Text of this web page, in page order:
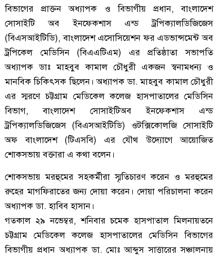
বিভাগের প্রাক্তন অধ্যাপক ও বিভাগীয় প্রধান, বাংলাদেশ
সোসাইটি অব ইনফেকশাস এন্ড ট্রপিক্যালডিজিজেস
(বিএসআইটিডি), বাংলাদেশ এসোসিয়েশন ফর এডভান্সমেন্ট অব
ট্রপিকেল মেডিসিন (বিএএটিএম) এর প্রতিষ্ঠাতা সভাপতি
অধ্যাপক ডাঃ মাহবুব কামাল চৌধুরী একজন স্বনামধন্য ও
মানবিক চিকিৎসক ছিলেন। অধ্যাপক ডা. মাহবুব কামাল চৌধুরী
এর স্মরণে চট্টগ্রাম মেডিকেল কলেজ হাসপাতালের মেডিসিন
বিভাগ, বাংলাদেশ সোসাইটিঅব ইনফেকশাস এন্ড
ট্রপিক্যালডিজিজেস (বিএসআইটিডি) ওটক্সিকোলজি সোসাইটি
অফ বাংলাদেশ (টিএসবি) এর যৌথ উদ্যোগে আয়োজিত
শোকসভায় বক্তারা এ কথা বলেন।
শোকসভায় মরহুমের সহকর্মীরা স্মৃতিচারণ করেন ও মরহুমের
রুহের মাগফিরাতের জন্য দোয়া করেন। দোয়া পরিচালনা করেন
অধ্যাপক ডা. হাবিব হাসান।
গতকাল ২৯ নভেম্বর, শনিবার চমেক হাসপাতাল মিলনায়তনে
চট্টগ্রাম মেডিকেল কলেজ হাসপাতালের মেডিসিন বিভাগের
বিভাগীয় প্রধান অধ্যাপক ডা. মোঃ আব্দুস সাত্তারের সঞ্চালনায়